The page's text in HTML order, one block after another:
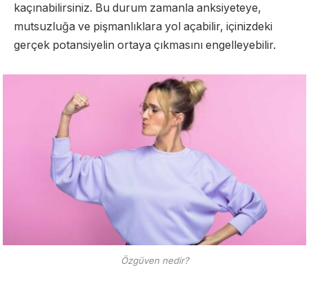
kaçınabilirsiniz. Bu durum zamanla anksiyeteye,
mutsuzluğa ve pişmanlıklara yol açabilir, içinizdeki
gerçek potansiyelin ortaya çıkmasını engelleyebilir.
Özgüven nedir?